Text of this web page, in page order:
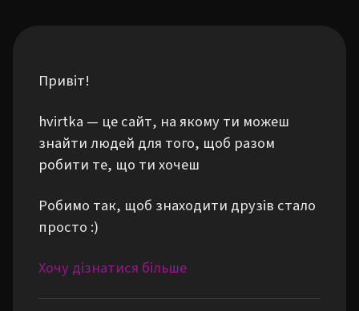
Привіт!
hvirtka — це сайт, на якому ти можеш
знайти людей для того, щоб разом
робити те, що ти хочеш
Робимо так, щоб знаходити друзів стало
просто :)
Хочу дізнатися більше